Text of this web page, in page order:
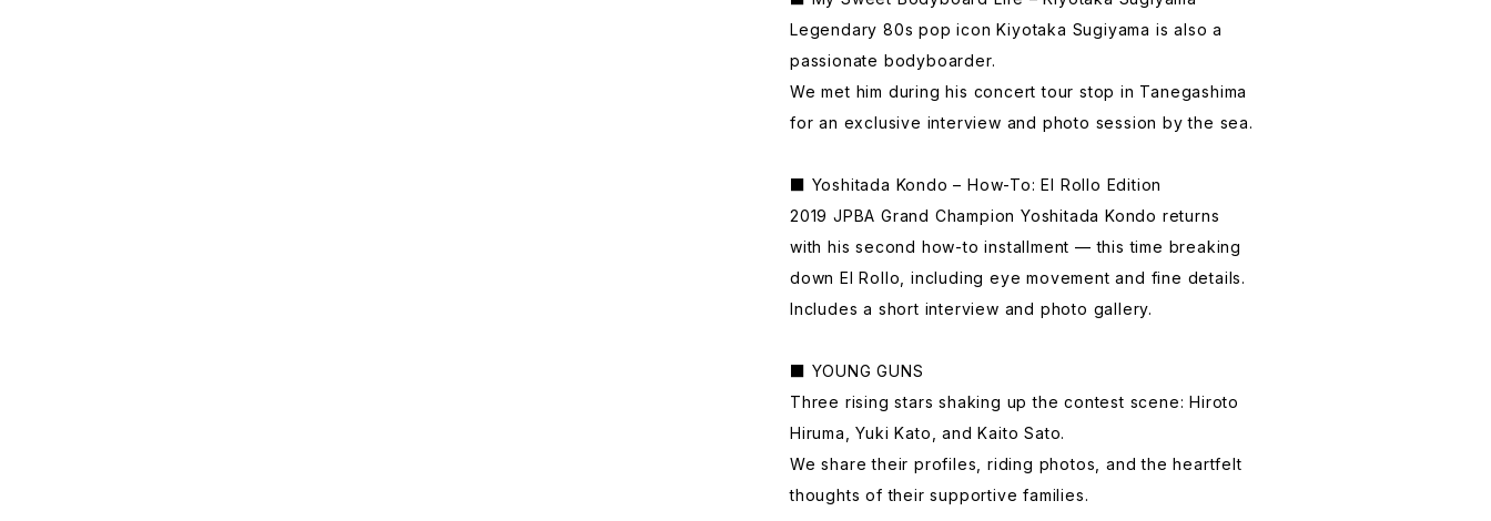
Legendary 80s pop icon Kiyotaka Sugiyama is also a
passionate bodyboarder.
We met him during his concert tour stop in Tanegashima
for an exclusive interview and photo session by the sea.
■ Yoshitada Kondo – How-To: El Rollo Edition
2019 JPBA Grand Champion Yoshitada Kondo returns
with his second how-to installment — this time breaking
down El Rollo, including eye movement and fine details.
Includes a short interview and photo gallery.
■ YOUNG GUNS
Three rising stars shaking up the contest scene: Hiroto
Hiruma, Yuki Kato, and Kaito Sato.
We share their profiles, riding photos, and the heartfelt
thoughts of their supportive families.